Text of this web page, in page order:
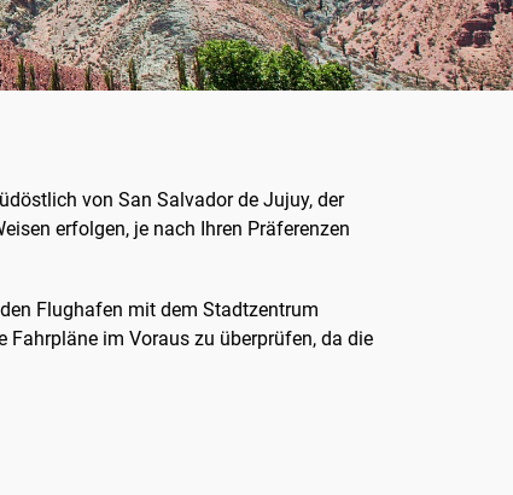
von San Salvador de Jujuy, der
erfolgen, je nach Ihren Präferenzen
Flughafen mit dem Stadtzentrum
im Voraus zu überprüfen, da die